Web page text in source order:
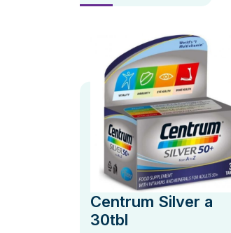
Centrum Silver a
30tbl